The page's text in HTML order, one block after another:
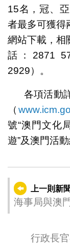
15名，冠、
者最多可獲得
網站下載，相
話：2871
2929）。
各項活動
（
號“澳門文化
遊”及澳門活動
上一則新聞
海事局與澳
行政長